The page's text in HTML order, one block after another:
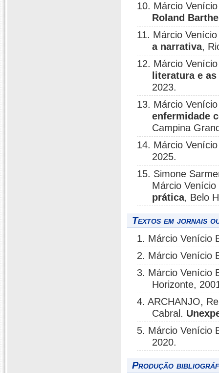
10. Márcio
Roland
11. Márcio
a narrativa,
12. Márcio
literatura e
2023.
13. Márcio
enfermidade
Campina
14. Márcio
2025.
15. Simone
Márcio
prática, Belo
Textos em jornais
1. Márcio Venício
2. Márcio Venício
3. Márcio Venício
Horizonte,
4. ARCHANJO,
Cabral.
5. Márcio Venício
2020.
Produção